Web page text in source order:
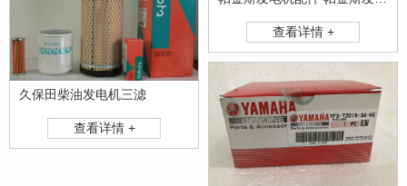
查看详情 +
久保田柴油发电机三滤
查看详情 +